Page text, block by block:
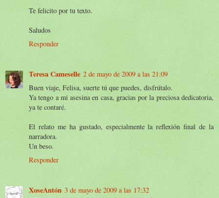
Te felicito por tu texto.
Saludos
Responder
Teresa Cameselle 2 de mayo de 2009 a las 21:09
Buen viaje, Felisa, suerte tú que puedes, disfrútalo.
Ya tengo a mi asesina en casa, gracias por la preciosa dedicatoria,
ya te contaré.
El relato me ha gustado, especialmente la reflexión final de la
narradora.
Un beso.
Responder
XoseAntón 3 de mayo de 2009 a las 17:32